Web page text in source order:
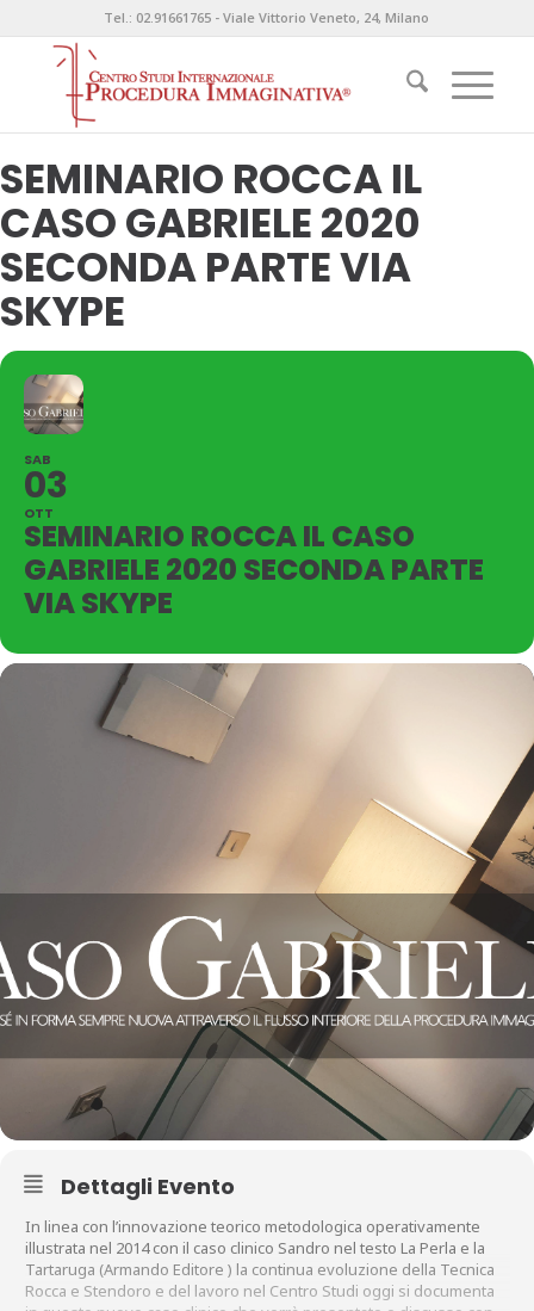
Tel.: 02.91661765 - Viale Vittorio Veneto, 24, Milano
SEMINARIO ROCCA IL
CASO GABRIELE 2020
SECONDA PARTE VIA
SKYPE
SAB
03
OTT
SEMINARIO ROCCA IL CASO
GABRIELE 2020 SECONDA PARTE
VIA SKYPE
Dettagli Evento
In linea con l’innovazione teorico metodologica operativamente
illustrata nel 2014 con il caso clinico Sandro nel testo La Perla e la
Tartaruga (Armando Editore ) la continua evoluzione della Tecnica
Rocca e Stendoro e del lavoro nel Centro Studi oggi si documenta